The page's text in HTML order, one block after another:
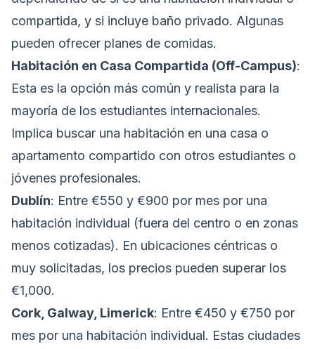
compartida, y si incluye baño privado. Algunas
pueden ofrecer planes de comidas.
Habitación en Casa Compartida (Off-Campus):
Esta es la opción más común y realista para la
mayoría de los estudiantes internacionales.
Implica buscar una habitación en una casa o
apartamento compartido con otros estudiantes o
jóvenes profesionales.
Dublín: Entre €550 y €900 por mes por una
habitación individual (fuera del centro o en zonas
menos cotizadas). En ubicaciones céntricas o
muy solicitadas, los precios pueden superar los
€1,000.
Cork, Galway, Limerick: Entre €450 y €750 por
mes por una habitación individual. Estas ciudades